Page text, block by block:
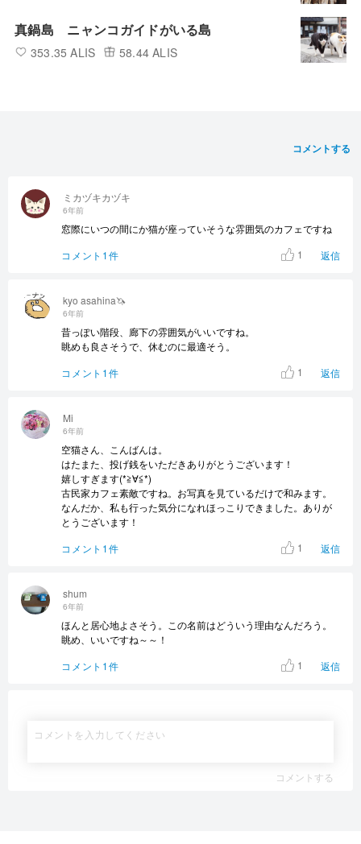
真鍋島 ニャンコガイドがいる島
353.35 ALIS 58.44 ALIS
コメントする
shum
6年前
ほんと居心地よさそう。この名前はどういう理由なんだろう。
眺め、いいですね～～！
コメント1件
1 返信
Mi
6年前
空猫さん、こんばんは。
はたまた、投げ銭をいただきありがとうございます！
嬉しすぎます(*≧∀≦*)
古民家カフェ素敵ですね。お写真を見ているだけで和みます。
なんだか、私も行った気分になれほっこりできました。ありが
とうございます！
コメント1件
1 返信
kyo asahina🦄
6年前
昔っぽい階段、廊下の雰囲気がいいですね。
眺めも良さそうで、休むのに最適そう。
コメント1件
1 返信
ミカヅキカヅキ
6年前
窓際にいつの間にか猫が座っていそうな雰囲気のカフェですね
コメント1件
1 返信
コメントする